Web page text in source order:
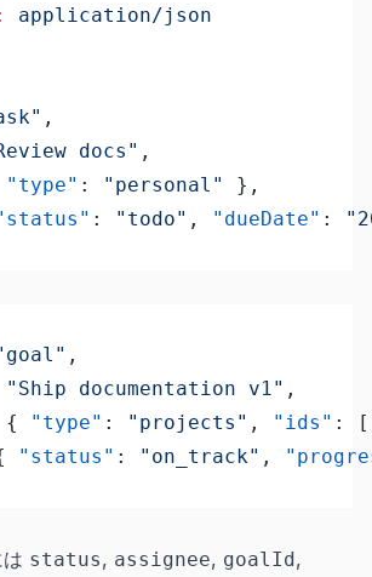
application/json
,
docs" ,
"type" : "personal"
},
: "todo" , "dueDate" :
,
"Ship documentation v1" ,
{ "type" : "projects" , "ids" : [
"status" : "on_track" ,
status, assignee, goalId,